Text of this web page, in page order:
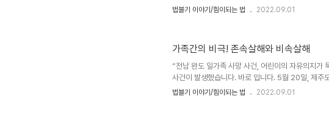
정 등 원천데이터를 발굴하여 총 78종의 공공데이터
방 알림」..
법블기 이야기/힘이되는 법 2022.09.01
가족간의 비극! 존속살해와 비속살해
“전남 완도 일가족 사망 사건, 어린이의 자유의지가
사건이 발생했습니다. 바로 입니다. 5월 20일, 제주
도 완도군 송곡 선착장 앞 바다 속에서 사망한 채로
법블기 이야기/힘이되는 법 2022.09.01